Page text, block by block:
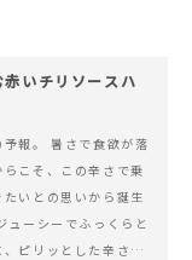
いチリソースハ
報。 暑さで食欲が落
こそ、この辛さで乗
いとの思いから誕生
ューシーでふっくらと
ピリッとした辛さと